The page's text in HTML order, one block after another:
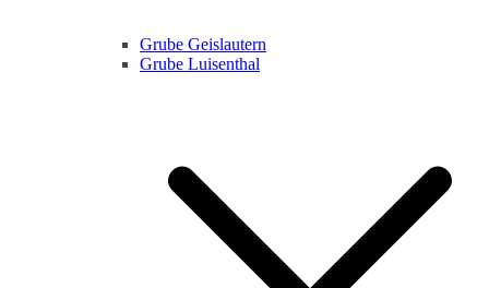
Grube Geislautern
Grube Luisenthal